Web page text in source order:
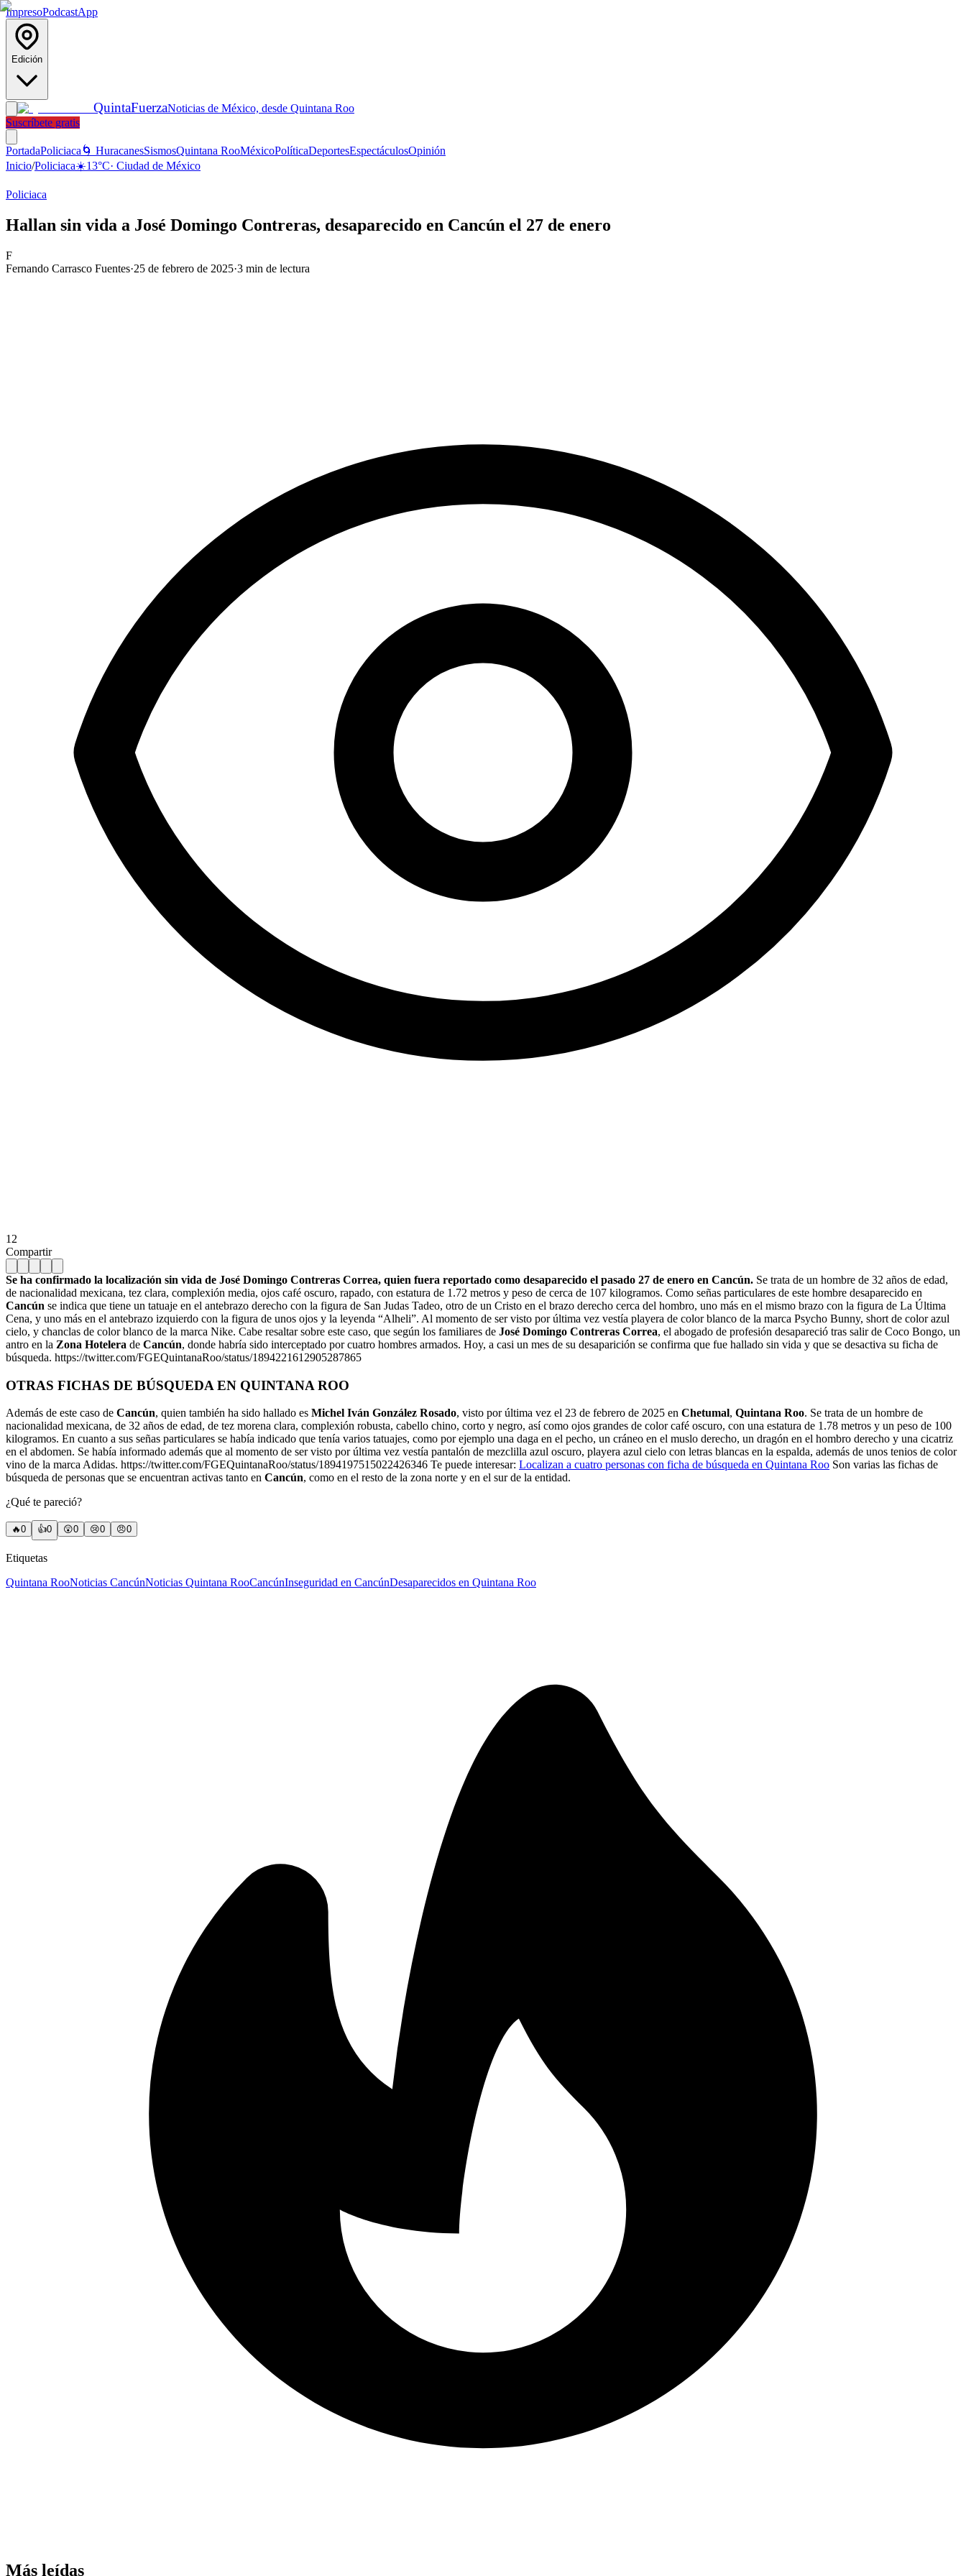
ImpresoPodcastApp
Edición
QuintaFuerzaNoticias de México, desde Quintana Roo
Suscríbete gratis
PortadaPoliciaca 🌀 HuracanesSismosQuintana RooMéxicoPolíticaDeportesEspectáculosOpinión
Inicio/Policiaca☀️13°C· Ciudad de México
Policiaca
Hallan sin vida a José Domingo Contreras, desaparecido en Cancún el 27 de enero
F
Fernando Carrasco Fuentes·25 de febrero de 2025·3 min de lectura
12
Compartir
Se ha confirmado la localización sin vida de José Domingo Contreras Correa, quien fuera reportado como desaparecido el pasado 27 de enero en Cancún. Se trata de un hombre de 32 años de edad,
de nacionalidad mexicana, tez clara, complexión media, ojos café oscuro, rapado, con estatura de 1.72 metros y peso de cerca de 107 kilogramos. Como señas particulares de este hombre desaparecido en
Cancún se indica que tiene un tatuaje en el antebrazo derecho con la figura de San Judas Tadeo, otro de un Cristo en el brazo derecho cerca del hombro, uno más en el mismo brazo con la figura de La Última
Cena, y uno más en el antebrazo izquierdo con la figura de unos ojos y la leyenda “Alheli”. Al momento de ser visto por última vez vestía playera de color blanco de la marca Psycho Bunny, short de color azul
cielo, y chanclas de color blanco de la marca Nike. Cabe resaltar sobre este caso, que según los familiares de José Domingo Contreras Correa, el abogado de profesión desapareció tras salir de Coco Bongo, un
antro en la Zona Hotelera de Cancún, donde habría sido interceptado por cuatro hombres armados. Hoy, a casi un mes de su desaparición se confirma que fue hallado sin vida y que se desactiva su ficha de
búsqueda. https://twitter.com/FGEQuintanaRoo/status/1894221612905287865
OTRAS FICHAS DE BÚSQUEDA EN QUINTANA ROO
Además de este caso de Cancún, quien también ha sido hallado es Michel Iván González Rosado, visto por última vez el 23 de febrero de 2025 en Chetumal, Quintana Roo. Se trata de un hombre de
nacionalidad mexicana, de 32 años de edad, de tez morena clara, complexión robusta, cabello chino, corto y negro, así como ojos grandes de color café oscuro, con una estatura de 1.78 metros y un peso de 100
kilogramos. En cuanto a sus señas particulares se había indicado que tenía varios tatuajes, como por ejemplo una daga en el pecho, un cráneo en el muslo derecho, un dragón en el hombro derecho y una cicatriz
en el abdomen. Se había informado además que al momento de ser visto por última vez vestía pantalón de mezclilla azul oscuro, playera azul cielo con letras blancas en la espalda, además de unos tenios de color
vino de la marca Adidas. https://twitter.com/FGEQuintanaRoo/status/1894197515022426346 Te puede interesar: Localizan a cuatro personas con ficha de búsqueda en Quintana Roo Son varias las fichas de
búsqueda de personas que se encuentran activas tanto en Cancún, como en el resto de la zona norte y en el sur de la entidad.
¿Qué te pareció?
🔥0 👍0 😲0 😢0 😠0
Etiquetas
Quintana RooNoticias CancúnNoticias Quintana RooCancúnInseguridad en CancúnDesaparecidos en Quintana Roo
Más leídas